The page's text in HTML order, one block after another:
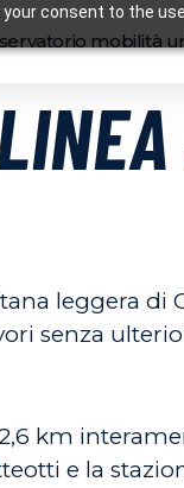
consent to the
mobilità
leggera di
senza
km
e la